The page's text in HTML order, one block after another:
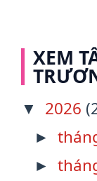
XEM
▼ 2026
►
►